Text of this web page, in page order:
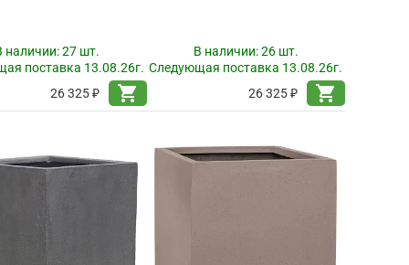
наличии:27 шт.
поставка 13.08.26г.
26 325 ₽
shopping_cart
В наличии:26 шт.
Следующая поставка 13.08.26г.
26 325 ₽
shopping_cart